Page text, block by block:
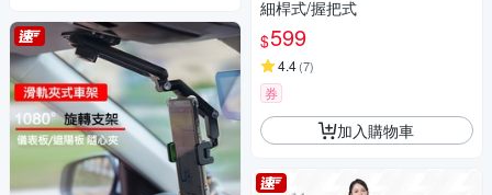
細桿式/握把式
$599
4.4(7)
券
加入購物車